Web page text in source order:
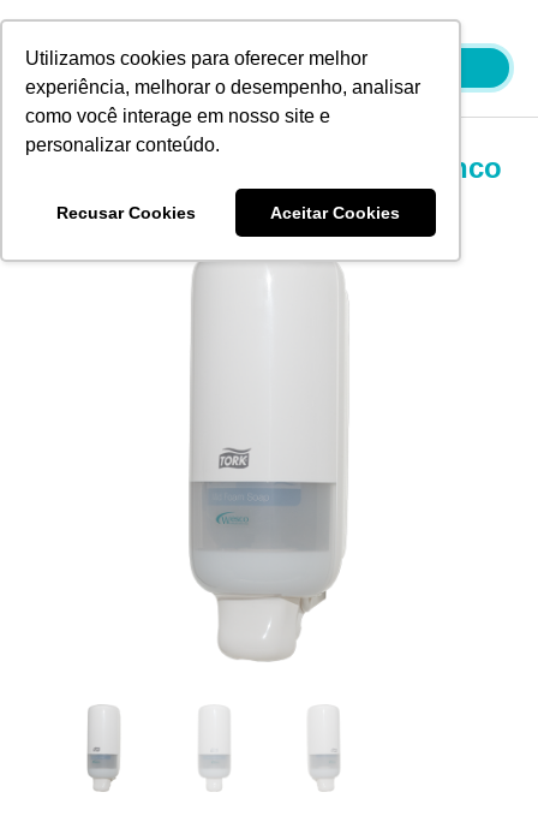
Utilizamos cookies para oferecer melhor
experiência, melhorar o desempenho, analisar
como você interage em nosso site e
personalizar conteúdo.
Recusar Cookies Aceitar Cookies
conteúdo
Tork Dispenser Álcool Gel Branco